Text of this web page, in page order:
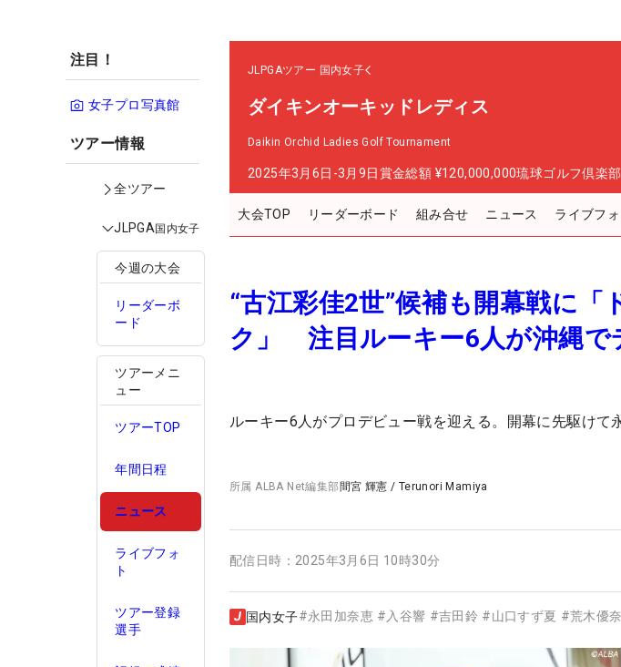
注目！
女子プロ写真館
ツアー情報
全ツアー
JLPGA国内女子
今週の大会
リーダーボ
ード
ツアーメニ
ュー
ツアーTOP
年間日程
ニュース
ライブフォ
ト
ツアー登録
選手
JLPGAツアー 国内女子
ダイキンオーキッドレディス
Daikin Orchid Ladies Golf Tournament
2025年3月6日-3月9日賞金総額 ¥120,000,000琉球ゴルフ倶楽部
大会TOP リーダーボード 組み合せ ニュース ライブフォ
“古江彩佳2世”候補も開幕戦に「
ク」 注目ルーキー6人が沖縄で
ルーキー6人がプロデビュー戦を迎える。開幕に先駆けて
所属ALBA Net編集部間宮 輝憲 / Terunori Mamiya
配信日時： 2025年3月6日 10時30分
国内女子#永田加奈恵 # 入谷響 #吉田鈴 #山口すず夏 #荒木優奈